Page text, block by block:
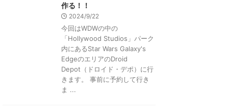
作る！！
2024/9/22
今回はWDWの中の
「Hollywood Studios」パーク
内にあるStar Wars Galaxy's
EdgeのエリアのDroid
Depot（ドロイド・デポ）に行
きます。 事前に予約して行き
ま ...